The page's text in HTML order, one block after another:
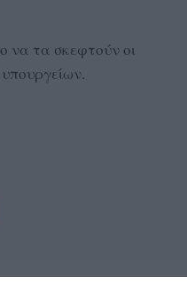
να τα σκεφτούν οι